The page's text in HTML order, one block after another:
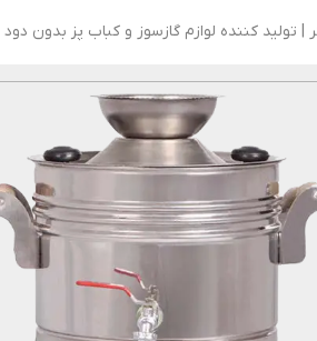
جانبی
| تولید کننده لوازم گازسوز و کباب پز بدون دود